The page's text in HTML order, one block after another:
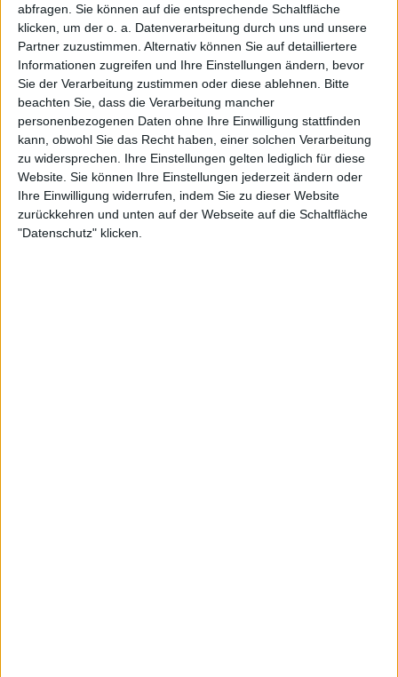
abfragen. Sie können auf die entsprechende Schaltfläche
klicken, um der o. a. Datenverarbeitung durch uns und unsere
Partner zuzustimmen. Alternativ können Sie auf detailliertere
Informationen zugreifen und Ihre Einstellungen ändern, bevor
Sie der Verarbeitung zustimmen oder diese ablehnen.
Bitte
beachten Sie, dass die Verarbeitung mancher
personenbezogenen Daten ohne Ihre Einwilligung stattfinden
kann, obwohl Sie das Recht haben, einer solchen Verarbeitung
zu widersprechen. Ihre Einstellungen gelten lediglich für diese
Website. Sie können Ihre Einstellungen jederzeit ändern oder
Ihre Einwilligung widerrufen, indem Sie zu dieser Website
zurückkehren und unten auf der Webseite auf die Schaltfläche
"Datenschutz" klicken.